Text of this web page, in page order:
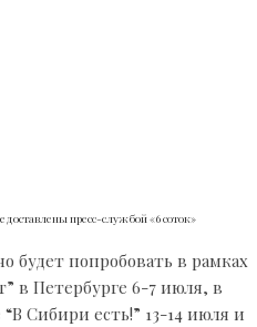
пресс-службой «6 соток»
будет попробовать в рамках
в Петербурге 6-7 июля, в
Сибири есть!” 13-14 июля и